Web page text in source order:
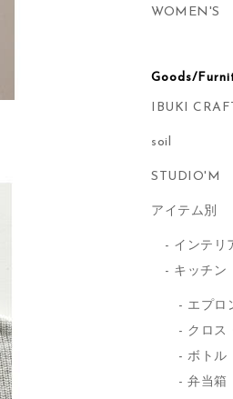
WOMEN'S
Goods/
IBUKI CRAFT
soil
STUDIO'M
アイテム別
インテリ
キッチン
エプロ
クロス
ボトル
弁当箱